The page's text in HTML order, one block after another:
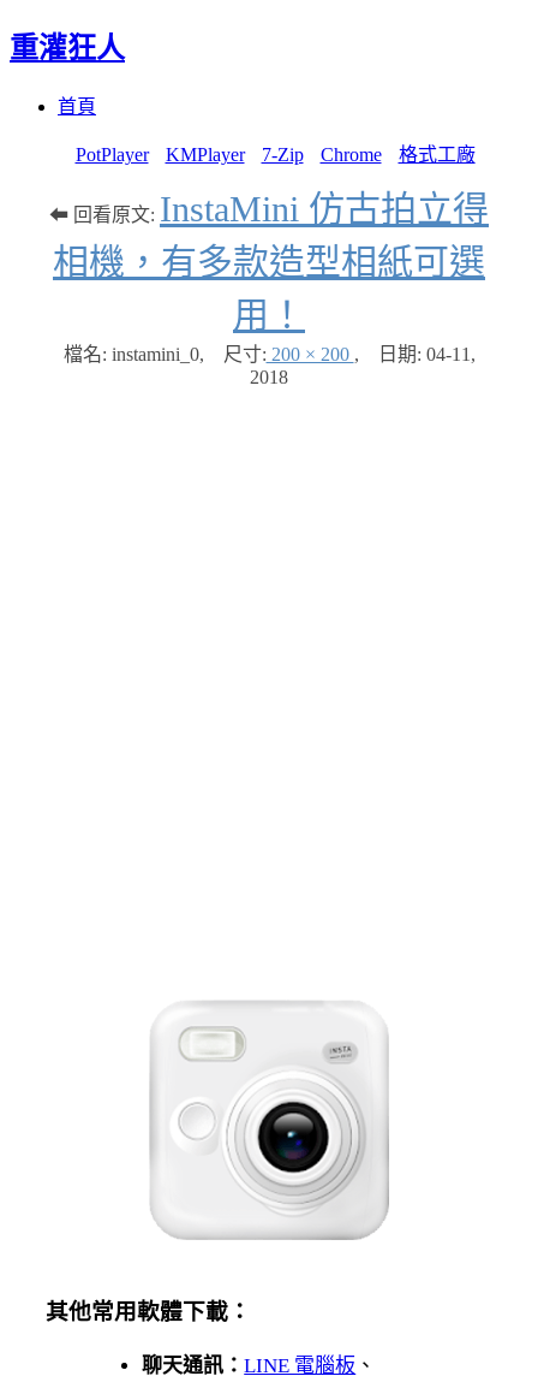
重灌狂人
首頁
PotPlayer KMPlayer 7-Zip Chrome 格式工廠
⬅ 回看原文: InstaMini 仿古拍立得
相機，有多款造型相紙可選
用！
檔名: instamini_0, 尺寸: 200 × 200 , 日期: 04-11,
2018
其他常用軟體下載：
聊天通訊：LINE 電腦板 、